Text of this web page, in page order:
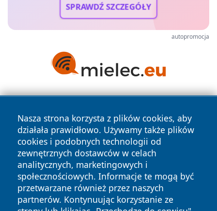
SPRAWDŹ SZCZEGÓŁY
autopromocja
Nasza strona korzysta z plików cookies, aby
działała prawidłowo. Używamy także plików
cookies i podobnych technologii od
zewnętrznych dostawców w celach
analitycznych, marketingowych i
społecznościowych. Informacje te mogą być
przetwarzane również przez naszych
partnerów. Kontynuując korzystanie ze
Copyright © 2026 wrotazabrza.pl Wszystkie prawa
zastrzeżone.
News Autorzy
Polityka
Polityka